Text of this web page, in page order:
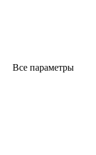
Все параметры